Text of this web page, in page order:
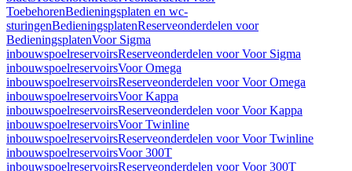
ToebehorenBedieningsplaten en wc-
sturingenBedieningsplatenReserveonderdelen voor
BedieningsplatenVoor Sigma
inbouwspoelreservoirsReserveonderdelen voor Voor Sigma
inbouwspoelreservoirsVoor Omega
inbouwspoelreservoirsReserveonderdelen voor Voor Omega
inbouwspoelreservoirsVoor Kappa
inbouwspoelreservoirsReserveonderdelen voor Voor Kappa
inbouwspoelreservoirsVoor Twinline
inbouwspoelreservoirsReserveonderdelen voor Voor Twinline
inbouwspoelreservoirsVoor 300T
inbouwspoelreservoirsReserveonderdelen voor Voor 300T